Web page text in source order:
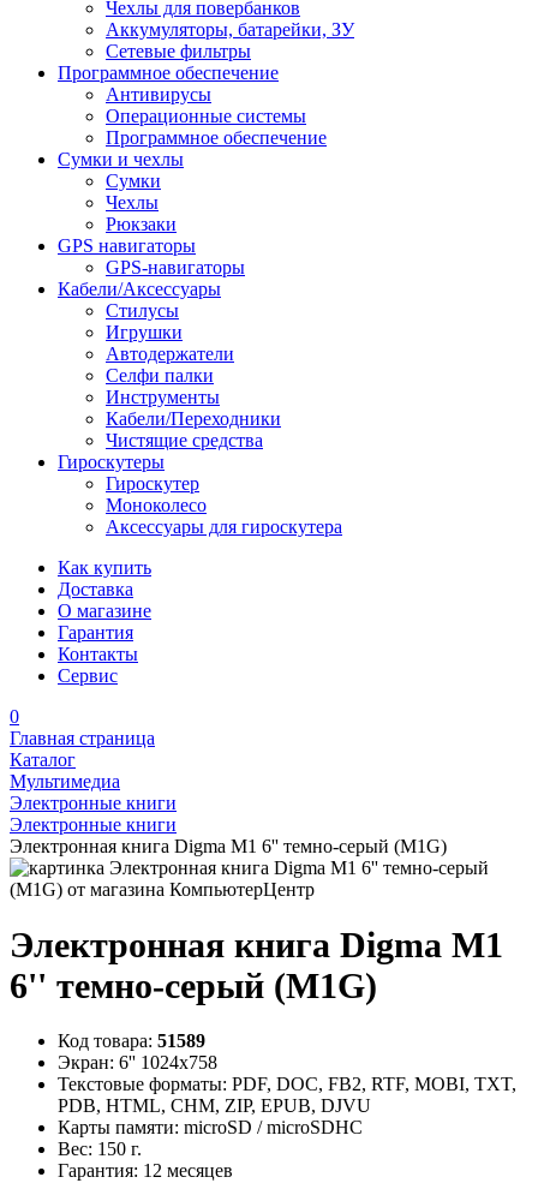
Чехлы для повербанков
Аккумуляторы, батарейки, ЗУ
Сетевые фильтры
Программное обеспечение
Антивирусы
Операционные системы
Программное обеспечение
Сумки и чехлы
Сумки
Чехлы
Рюкзаки
GPS навигаторы
GPS-навигаторы
Кабели/Аксессуары
Стилусы
Игрушки
Автодержатели
Селфи палки
Инструменты
Кабели/Переходники
Чистящие средства
Гироскутеры
Гироскутер
Моноколесо
Аксессуары для гироскутера
Как купить
Доставка
О магазине
Гарантия
Контакты
Сервис
0
Главная страница
Каталог
Мультимедиа
Электронные книги
Электронные книги
Электронная книга Digma M1 6'' темно-серый (M1G)
Электронная книга Digma M1
6'' темно-серый (M1G)
Код товара: 51589
Экран: 6'' 1024x758
Текстовые форматы: PDF, DOC, FB2, RTF, MOBI, TXT,
PDB, HTML, CHM, ZIP, EPUB, DJVU
Карты памяти: microSD / microSDHC
Вес: 150 г.
Гарантия: 12 месяцев